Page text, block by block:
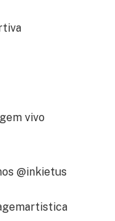
vivo
@inkietus